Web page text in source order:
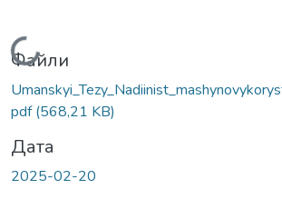
Вантажиться...
Файли
pdf(568,21 KB)
Дата
2025-02-20